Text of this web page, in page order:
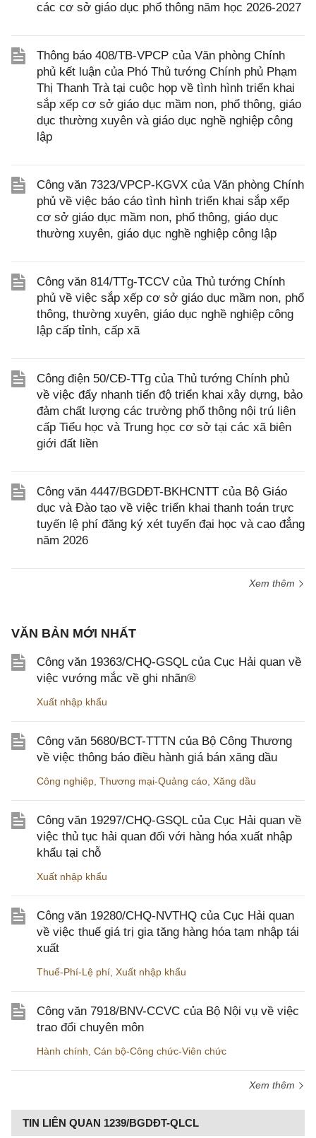
các cơ sở giáo dục phổ thông năm học 2026-2027
Thông báo 408/TB-VPCP của Văn phòng Chính
phủ kết luận của Phó Thủ tướng Chính phủ Phạm
Thị Thanh Trà tại cuộc họp về tình hình triển khai
sắp xếp cơ sở giáo dục mầm non, phổ thông, giáo
dục thường xuyên và giáo dục nghề nghiệp công
lập
Công văn 7323/VPCP-KGVX của Văn phòng Chính
phủ về việc báo cáo tình hình triển khai sắp xếp
cơ sở giáo dục mầm non, phổ thông, giáo dục
thường xuyên, giáo dục nghề nghiệp công lập
Công văn 814/TTg-TCCV của Thủ tướng Chính
phủ về việc sắp xếp cơ sở giáo dục mầm non, phổ
thông, thường xuyên, giáo dục nghề nghiệp công
lập cấp tỉnh, cấp xã
Công điện 50/CĐ-TTg của Thủ tướng Chính phủ
về việc đẩy nhanh tiến độ triển khai xây dựng, bảo
đảm chất lượng các trường phổ thông nội trú liên
cấp Tiểu học và Trung học cơ sở tại các xã biên
giới đất liền
Công văn 4447/BGDĐT-BKHCNTT của Bộ Giáo
dục và Đào tạo về việc triển khai thanh toán trực
tuyến lệ phí đăng ký xét tuyển đại học và cao đẳng
năm 2026
Xem thêm
VĂN BẢN MỚI NHẤT
Công văn 19363/CHQ-GSQL của Cục Hải quan về
việc vướng mắc về ghi nhãn®
Xuất nhập khẩu
Công văn 5680/BCT-TTTN của Bộ Công Thương
về việc thông báo điều hành giá bán xăng dầu
Công nghiệp Thương mại-Quảng cáo Xăng dầu
Công văn 19297/CHQ-GSQL của Cục Hải quan về
việc thủ tục hải quan đối với hàng hóa xuất nhập
khẩu tại chỗ
Xuất nhập khẩu
Công văn 19280/CHQ-NVTHQ của Cục Hải quan
về việc thuế giá trị gia tăng hàng hóa tạm nhập tái
xuất
Thuế-Phí-Lệ phí Xuất nhập khẩu
Công văn 7918/BNV-CCVC của Bộ Nội vụ về việc
trao đổi chuyên môn
Hành chính Cán bộ-Công chức-Viên chức
Xem thêm
TIN LIÊN QUAN 1239/BGDĐT-QLCL​